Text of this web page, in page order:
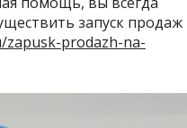
запуск продаж
zapusk-prodazh-na-